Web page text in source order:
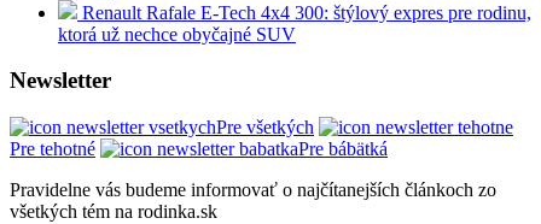
Renault Rafale E-Tech 4x4 300: štýlový expres pre rodinu,
ktorá už nechce obyčajné SUV
Newsletter
Pre všetkých
Pre tehotné
Pre bábätká
Pravidelne vás budeme informovať o najčítanejších článkoch zo
všetkých tém na rodinka.sk